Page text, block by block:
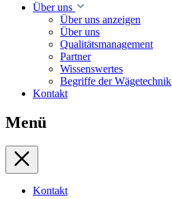
Über uns
Über uns anzeigen
Über uns
Qualitätsmanagement
Partner
Wissenswertes
Begriffe der Wägetechnik
Kontakt
Menü
Kontakt